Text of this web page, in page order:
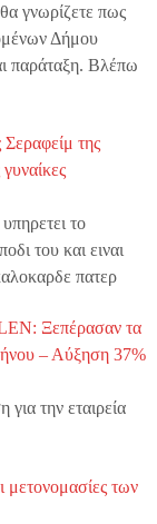
γνωρίζετε πως
Δήμου
παράταξη. Βλέπω
της
το
του και ειναι
πατερ
Ξεπέρασαν τα
– Αύξηση 37%
για την εταιρεία
μετονομασίες των